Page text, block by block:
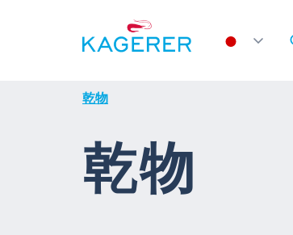
Skip to main navigation
乾物
乾物